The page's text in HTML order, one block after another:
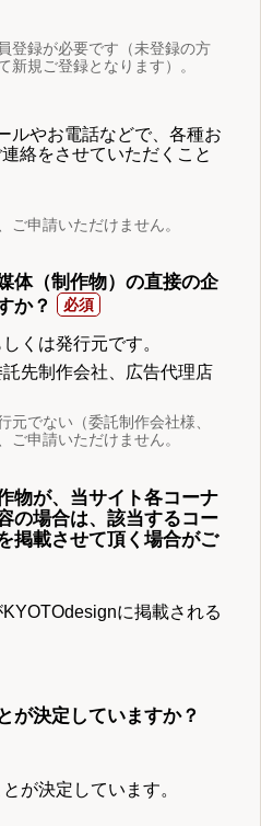
登録が必要です（未登録の方
新規ご登録となります）。
ルやお電話などで、各種お
絡をさせていただくこと
申請いただけません。
体（制作物）の直接の企
か？
くは発行元です。
先制作会社、広告代理店
でない（委託制作会社様、
ご申請いただけません。
物が、当サイト各コーナ
の場合は、該当するコー
掲載させて頂く場合がご
に掲載される
が決定していますか？
が決定しています。